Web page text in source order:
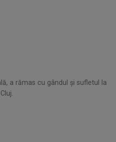
a rămas cu gândul şi sufletul la